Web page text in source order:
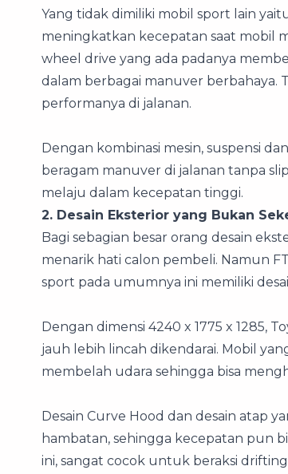
Yang tidak dimiliki mobil sport lain
meningkatkan kecepatan saat mobil
wheel drive yang ada padanya
dalam berbagai manuver berbahaya.
performanya di jalanan.
Dengan kombinasi mesin, suspensi
beragam manuver di jalanan tanpa
melaju dalam kecepatan tinggi.
2. Desain Eksterior yang Bukan
Bagi sebagian besar orang desain
menarik hati calon pembeli. Namun
sport pada umumnya ini memiliki
Dengan dimensi 4240 x 1775 x 1285,
jauh lebih lincah dikendarai. Mobil
membelah udara sehingga bisa
Desain Curve Hood dan desain atap
hambatan, sehingga kecepatan pun
ini, sangat cocok untuk beraksi